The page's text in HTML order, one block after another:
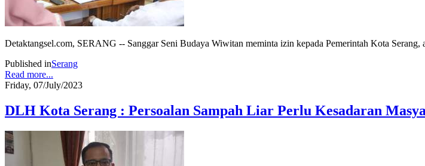
Detaktangsel.com, SERANG -- Sanggar Seni Budaya Wiwitan meminta izin kepada Pemerintah Kota
Published inSerang
Read more...
Friday, 07/July/2023
DLH Kota Serang : Persoalan Sampah Liar Perlu Kesadaran